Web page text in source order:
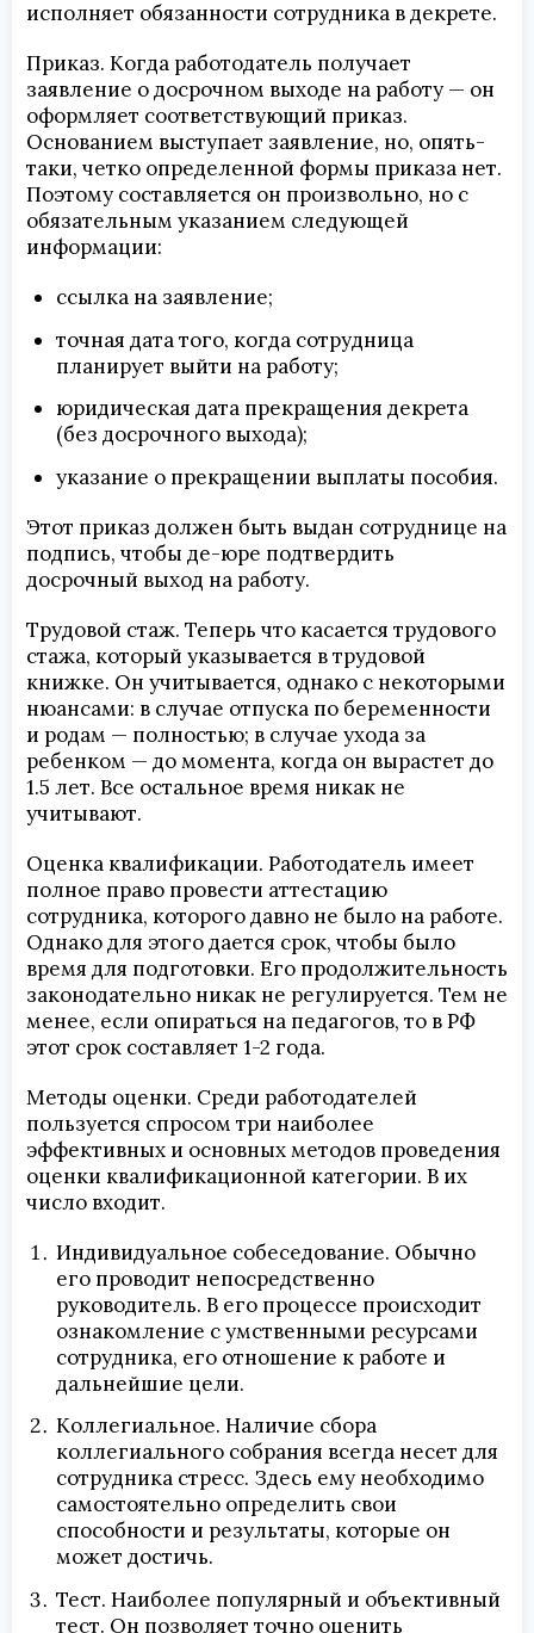
исполняет обязанности сотрудника в декрете.
Приказ. Когда работодатель получает
заявление о досрочном выходе на работу — он
оформляет соответствующий приказ.
Основанием выступает заявление, но, опять-
таки, четко определенной формы приказа нет.
Поэтому составляется он произвольно, но с
обязательным указанием следующей
информации:
ссылка на заявление;
точная дата того, когда сотрудница
планирует выйти на работу;
юридическая дата прекращения декрета
(без досрочного выхода);
указание о прекращении выплаты пособия.
Этот приказ должен быть выдан сотруднице на
подпись, чтобы де-юре подтвердить
досрочный выход на работу.
Трудовой стаж. Теперь что касается трудового
стажа, который указывается в трудовой
книжке. Он учитывается, однако с некоторыми
нюансами: в случае отпуска по беременности
и родам — полностью; в случае ухода за
ребенком — до момента, когда он вырастет до
1.5 лет. Все остальное время никак не
учитывают.
Оценка квалификации. Работодатель имеет
полное право провести аттестацию
сотрудника, которого давно не было на работе.
Однако для этого дается срок, чтобы было
время для подготовки. Его продолжительность
законодательно никак не регулируется. Тем не
менее, если опираться на педагогов, то в РФ
этот срок составляет 1-2 года.
Методы оценки. Среди работодателей
пользуется спросом три наиболее
эффективных и основных методов проведения
оценки квалификационной категории. В их
число входит.
Индивидуальное собеседование. Обычно
его проводит непосредственно
руководитель. В его процессе происходит
ознакомление с умственными ресурсами
сотрудника, его отношение к работе и
дальнейшие цели.
Коллегиальное. Наличие сбора
коллегиального собрания всегда несет для
сотрудника стресс. Здесь ему необходимо
самостоятельно определить свои
способности и результаты, которые он
может достичь.
Тест. Наиболее популярный и объективный
тест. Он позволяет точно оценить